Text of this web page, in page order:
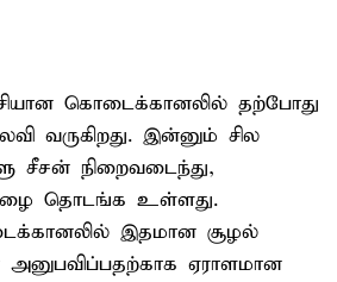
கொடைக்கானலில் தற்போது
வருகிறது. இன்னும் சில
சீசன் நிறைவடைந்து,
தொடங்க உள்ளது.
இதமான சூழல்
அனுபவிப்பதற்காக ஏராளமான